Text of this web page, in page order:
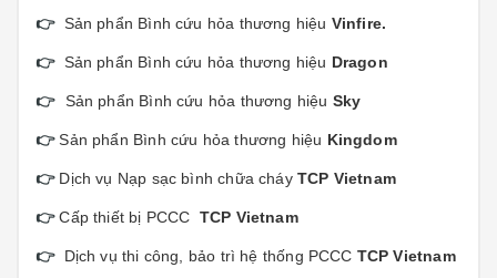
👉 Sản phẩn Bình cứu hỏa thương hiệu Vinfire.
👉 Sản phẩn Bình cứu hỏa thương hiệu Dragon
👉 Sản phẩn Bình cứu hỏa thương hiệu Sky
👉Sản phẩn Bình cứu hỏa thương hiệu Kingdom
👉 Dịch vụ Nạp sạc bình chữa cháy TCP Vietnam
👉Cấp thiết bị PCCC TCP Vietnam
👉 Dịch vụ thi công, bảo trì hệ thống PCCC TCP Vietnam